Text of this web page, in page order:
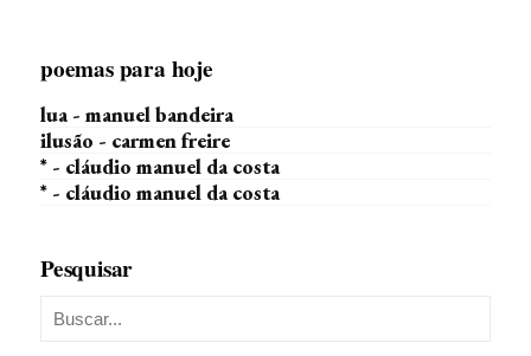
poemas para hoje
lua - manuel bandeira
ilusão - carmen freire
* - cláudio manuel da costa
* - cláudio manuel da costa
Pesquisar